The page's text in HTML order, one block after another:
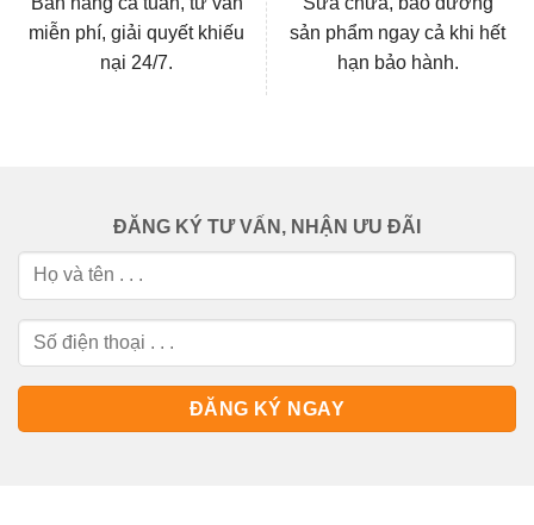
miễn phí, giải quyết khiếu
nại 24/7.
sản phẩm ngay cả khi hết
hạn bảo hành.
ĐĂNG KÝ TƯ VẤN, NHẬN ƯU ĐÃI